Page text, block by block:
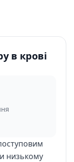
в крові
низькому